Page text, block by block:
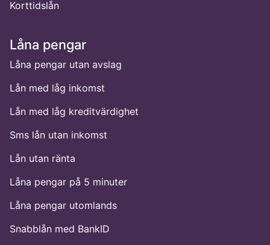
Korttidslån
Låna pengar
Låna pengar utan avslag
Lån med låg inkomst
Lån med låg kreditvärdighet
Sms lån utan inkomst
Lån utan ränta
Låna pengar på 5 minuter
Låna pengar utomlands
Snabblån med BankID